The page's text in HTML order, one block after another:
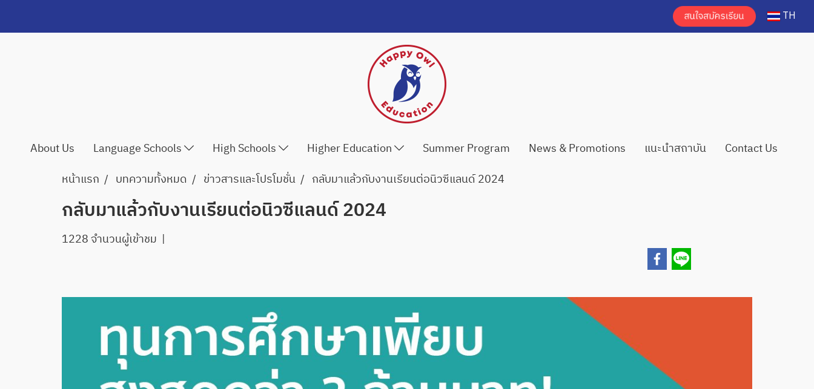
TH
About Us Language Schools High Schools Higher Education Summer Program News & Promotions แนะนำสถาบัน
Contact Us
หน้าแรก
บทความทั้งหมด ข่าวสารและโปรโมชั่น กลับมาแล้วกับงานเรียนต่อนิวซีแลนด์ 2024
กลับมาแล้วกับงานเรียนต่อนิวซีแลนด์ 2024
1228 จำนวนผู้เข้าชม |